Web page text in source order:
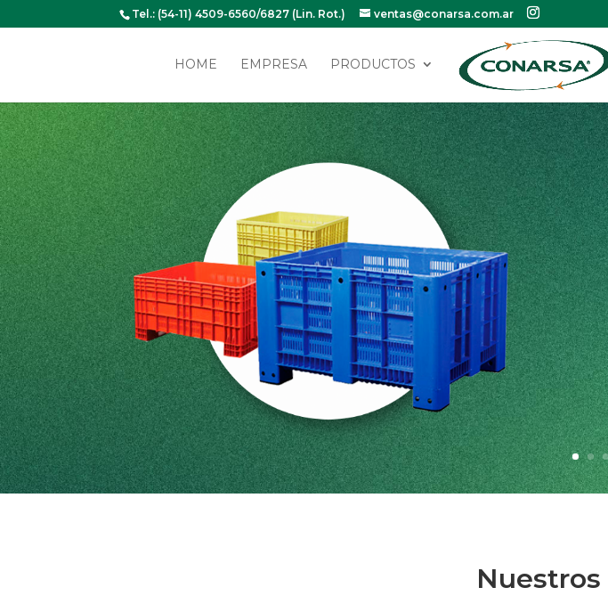
Tel.: (54-11) 4509-6560/6827 (Lin. Rot.) ventas@conarsa.com.ar
HOME EMPRESA PRODUCTOS
Nuestros